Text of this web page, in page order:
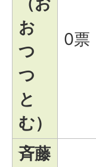
お
つ
つ
と
む）
0票
斉藤